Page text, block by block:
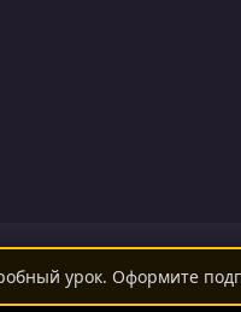
урок. Оформите